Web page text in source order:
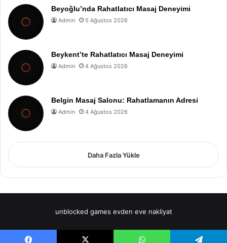
Beyoğlu’nda Rahatlatıcı Masaj Deneyimi
Admin 5 Ağustos 2026
Beykent’te Rahatlatıcı Masaj Deneyimi
Admin 4 Ağustos 2026
Belgin Masaj Salonu: Rahatlamanın Adresi
Admin 4 Ağustos 2026
Daha Fazla Yükle
unblocked games evden eve nakliyat